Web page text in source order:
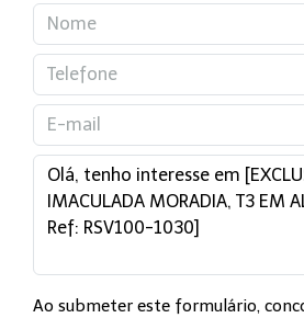
Ao submeter este formulário,